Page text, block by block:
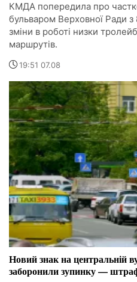
КМДА попередила про
бульваром Верховної Ради
зміни в роботі низки
маршрутів.
19:51 07.08
Новий знак на центральній
заборонили зупинку —